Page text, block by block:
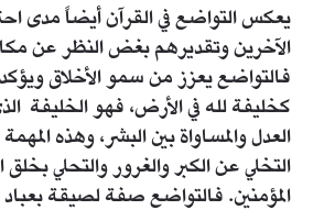
يعكس التواضع في القرآن أيضاً مدى
الآخرين وتقديرهم بغض النظر عن
فالتواضع يعزز من سمو الأخلاق
كخليفة لله في الأرض، فهو الخليفة
العدل والمساواة بين البشر، وهذه
التخلي عن الكبر والغرور والتحلي بخلق
المؤمنين. فالتواضع صفة لصيقة